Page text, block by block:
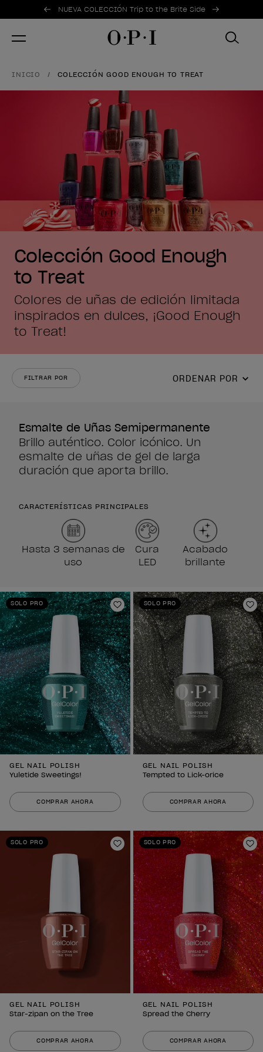
Ofertas promocionales
NUEVA COLECCIÓN Trip to the Brite Side
Item 1 of 2
INICIO COLECCIÓN GOOD ENOUGH TO TREAT
Colección Good Enough
to Treat
Colores de uñas de edición limitada
inspirados en dulces, ¡Good Enough
to Treat!
FILTRAR POR ORDENAR POR
Esmalte de Uñas Semipermanente
Brillo auténtico. Color icónico. Un
esmalte de uñas de gel de larga
duración que aporta brillo.
CARACTERÍSTICAS PRINCIPALES
Hasta 3 semanas de
uso
Cura
LED
Acabado
brillante
SOLO PRO
Añadir a la lista de deseos
GEL NAIL POLISH
Yuletide Sweetings!
COMPRAR AHORA
SOLO PRO
GEL NAIL POLISH
Tempted to Lick-orice
COMPRAR AHORA
SOLO PRO
Añadir a la lista de deseos
GEL NAIL POLISH
Star-zipan on the Tree
COMPRAR AHORA
SOLO PRO
GEL NAIL POLISH
Spread the Cherry
COMPRAR AHORA